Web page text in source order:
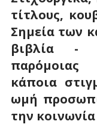
τίτλους,
Σημεία των
βιβλία -
παρόμοιας
κάποια
ωμή
την κοινωνία